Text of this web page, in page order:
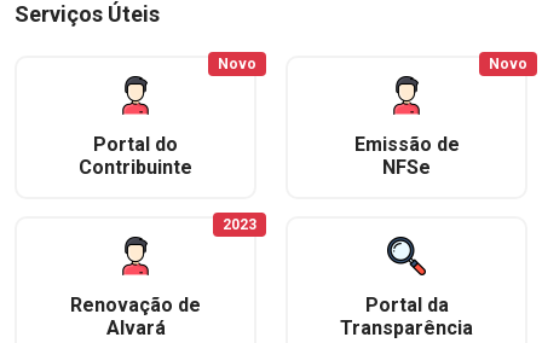
Serviços Úteis
Portal do
Contribuinte
Novo
Emissão de
NFSe
Novo
Renovação de
Alvará
2023
Portal da
Transparência